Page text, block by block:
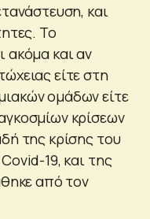
και
Το
ακόμα και αν
είτε στη
ομάδων είτε
κρίσεων
της κρίσης του
19, και της
από τον